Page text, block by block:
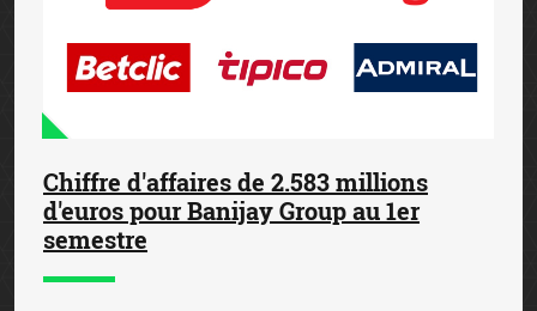
Chiffre d'affaires de 2.583 millions
d'euros pour Banijay Group au 1er
semestre